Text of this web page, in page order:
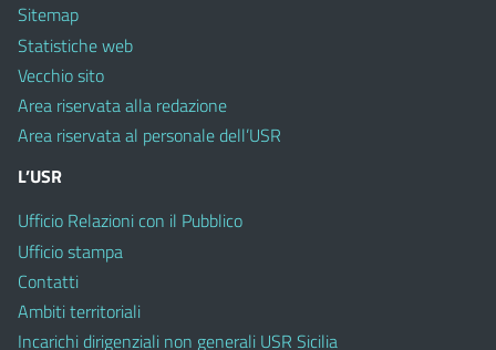
Sitemap
Statistiche web
Vecchio sito
Area riservata alla redazione
Area riservata al personale dell’USR
L’USR
Ufficio Relazioni con il Pubblico
Ufficio stampa
Contatti
Ambiti territoriali
Incarichi dirigenziali non generali USR Sicilia